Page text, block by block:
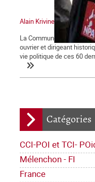
Catégories
CCI-POI et TCI-
Mélenchon - FI
France
Alain Krivine
La Commune tient à
ouvrier et dirigeant
vie politique de ces 60